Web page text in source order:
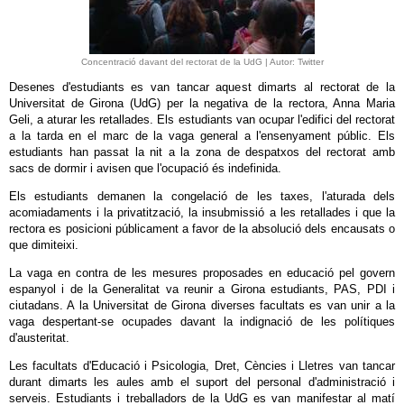
Concentració davant del rectorat de la UdG | Autor: Twitter
Desenes d'estudiants es van tancar aquest dimarts al rectorat de la
Universitat de Girona (UdG) per la negativa de la rectora, Anna Maria
Geli, a aturar les retallades. Els estudiants van ocupar l'edifici del rectorat
a la tarda en el marc de la vaga general a l'ensenyament públic. Els
estudiants han passat la nit a la zona de despatxos del rectorat amb
sacs de dormir i avisen que l'ocupació és indefinida.
Els estudiants demanen la congelació de les taxes, l'aturada dels
acomiadaments i la privatització, la insubmissió a les retallades i que la
rectora es posicioni públicament a favor de la absolució dels encausats o
que dimiteixi.
La vaga en contra de les mesures proposades en educació pel govern
espanyol i de la Generalitat va reunir a Girona estudiants, PAS, PDI i
ciutadans. A la Universitat de Girona diverses facultats es van unir a la
vaga despertant-se ocupades davant la indignació de les polítiques
d'austeritat.
Les facultats d'Educació i Psicologia, Dret, Cències i Lletres van tancar
durant dimarts les aules amb el suport del personal d'administració i
serveis. Estudiants i treballadors de la UdG es van manifestar al matí